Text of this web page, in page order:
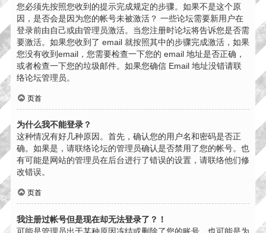
您必须先按照您收到的提示完成规定的步骤。如果不是这个原
因，是否会是因为您的帐号未被激活？ 一些论坛需要新用户在
登录前由自己或由管理员激活。当您注册时论坛将告诉您是否需
要激活。如果您收到了 email 就按照其中的步骤完成激活，如果
您没有收到email，您需要检查一下您的 email 地址是否正确，
或者检查一下您的垃圾邮件。如果您确信 Email 地址没错请联
络论坛管理员。
页首
为什么我不能登录？
这种情况有好几种原因。首先，确认您的用户名和密码是否正
确。如果是，请联络论坛的管理员确认是否禁用了您的帐号。也
有可能是网站的管理员在后台进行了错误的设置，请联络他们修
改错误。
页首
我注册过帐号但是现在却无法登录了？！
可能是管理员出于某种原因冻结或删除了您的账号。也可能是为